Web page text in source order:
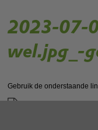
2023-07-
wel.jpg_-
Gebruik de onderstaande